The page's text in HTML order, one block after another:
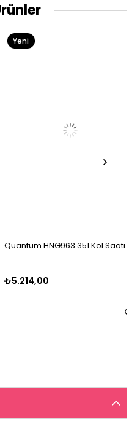
Quantum HNG963.351 Kol Saati
₺5.214,00
Yeni